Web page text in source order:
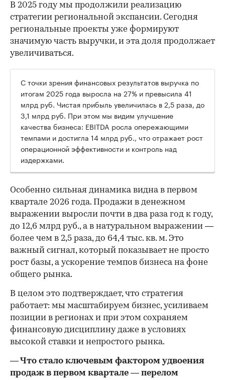
В 2025 году мы продолжили реализацию
стратегии региональной экспансии. Сегодня
региональные проекты уже формируют
значимую часть выручки, и эта доля продолжает
увеличиваться.
С точки зрения финансовых результатов выручка по
итогам 2025 года выросла на 27% и превысила 41
млрд руб. Чистая прибыль увеличилась в 2,5 раза, до
3,1 млрд руб. При этом мы видим улучшение
качества бизнеса: EBITDA росла опережающими
темпами и достигла 14 млрд руб., что отражает рост
операционной эффективности и контроль над
издержками.
Особенно сильная динамика видна в первом
квартале 2026 года. Продажи в денежном
выражении выросли почти в два раза год к году,
до 12,6 млрд руб., а в натуральном выражении —
более чем в 2,5 раза, до 64,4 тыс. кв. м. Это
важный сигнал, который показывает не просто
рост базы, а ускорение темпов бизнеса на фоне
общего рынка.
В целом это подтверждает, что стратегия
работает: мы масштабируем бизнес, усиливаем
позиции в регионах и при этом сохраняем
финансовую дисциплину даже в условиях
высокой ставки и непростого рынка.
— Что стало ключевым фактором удвоения
продаж в первом квартале — перелом